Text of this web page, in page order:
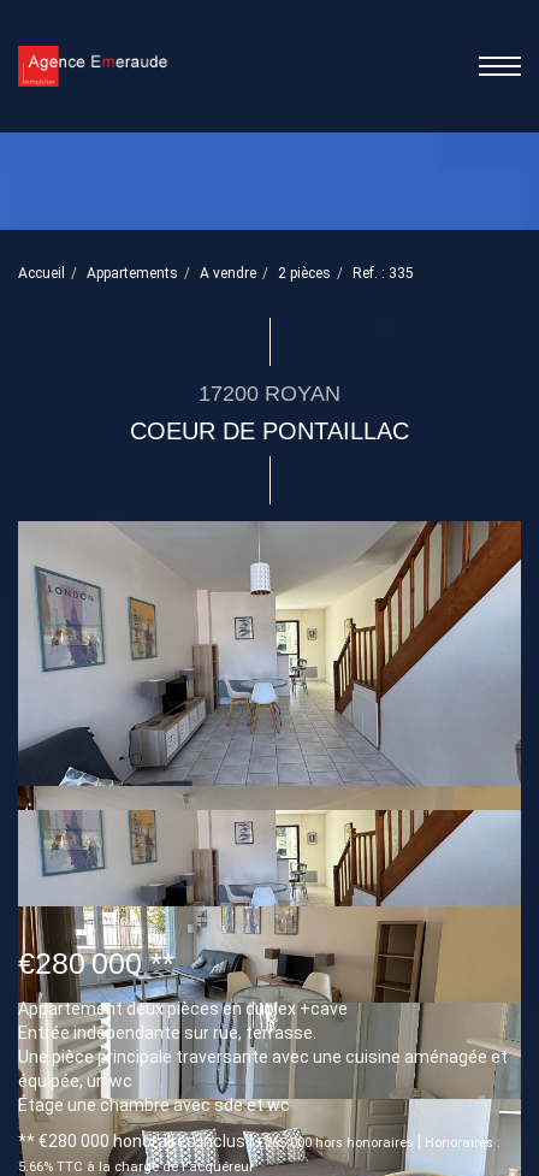
Accueil Appartements A vendre 2 pièces Ref. : 335
17200 ROYAN
COEUR DE PONTAILLAC
€280 000 **
Appartement deux pièces en duplex +cave
Entrée indépendante sur rue, terrasse.
Une pièce principale traversante avec une cuisine aménagée et
équipée, un wc
Étage une chambre avec sde et wc
** €280 000 honoraires inclus|€265 000 hors honoraires
Honoraires :
5.66% TTC à la charge de l'acquéreur